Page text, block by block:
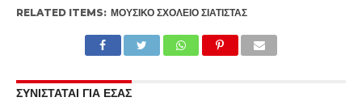
RELATED ITEMS: ΜΟΥΣΙΚΌ ΣΧΟΛΕΊΟ ΣΙΆΤΙΣΤΑΣ
ΣΥΝΙΣΤΑΤΑΙ ΓΙΑ ΕΣΑΣ